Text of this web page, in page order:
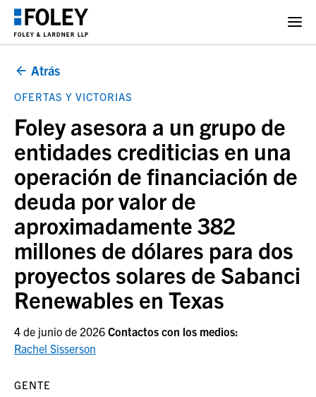
Atrás
OFERTAS Y VICTORIAS
Foley asesora a un grupo de
entidades crediticias en una
operación de financiación de
deuda por valor de
aproximadamente 382
millones de dólares para dos
proyectos solares de Sabanci
Renewables en Texas
4 de junio de 2026 Contactos con los medios:
Rachel Sisserson
GENTE